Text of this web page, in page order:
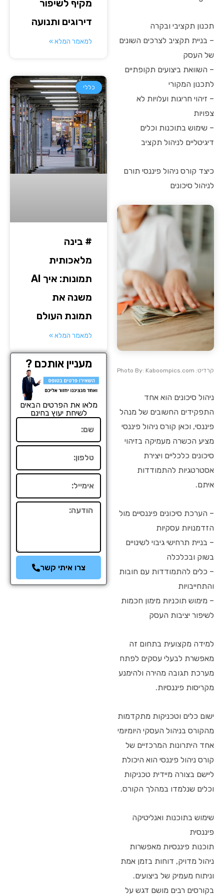
תכנון תקציבי ובקרה
– בניית תקציב לצרכים השונים
של העסק
– השוואת ביצועים תקופתיים
לתכנון המקורי
– זיהוי חריגות ועלויות לא
צפויות
– שימוש בתוכנות וכלים
דיגיטליים לניהול תקציב
כיצד קורס ניהול פיננסי תורם
לניהול סיכונים
קרדיט: Photo By: Kaboompics.com
ניהול סיכונים הוא אחד
התפקידים החשובים של מנהל
פיננסי, וכאן קורס ניהול פיננסי
מציע הכשרה מעמיקה בזיהוי
סיכונים כלכליים ויצירת
אסטרטגיות להתמודדות
איתם.
– הערכת סיכונים פיננסיים מול
הזדמנויות עסקיות
– בניית תרחישי גיבוי לשינויים
בשוק ובכלכלה
– כלים להתמודדות עם חובות
והתחייבויות
– מימוש תוכניות מימון חכמות
לשיפור יציבות העסק
למידה מקצועית בתחום זה
מאפשרת לבעלי עסקים לפתח
מערכת תגובה מהירה ולהימנע
מקריסות פיננסיות.
ישום כלים וטכניקות מתקדמות
מהקורס בניהול העסקי היומיומי
אחד היתרונות המרכזיים של
קורס ניהול פיננסי הוא היכולת
ליישם בצורה מיידית טכניקות
וכלים שנלמדו במהלך הקורס.
שימוש בתוכנות ואנליטיקה
פיננסית
תוכנות פיננסיות מאפשרות
ניהול מדויק, דוחות בזמן אמת
וניתוח מעמיק של ביצועים.
בקורסים רבים מושם דגש על
מקיף לשיפור
דירוגים ותנועה
למאמר המלא »
כללי
# בינה
מלאכותית
תמונות: איך AI
משנה את
תמונת העולם
למאמר המלא »
מעניין אותכם ?
מלאו את הפרטים הבאים
לשיחת יעוץ בחינם
הודעה
צרו איתי קשר